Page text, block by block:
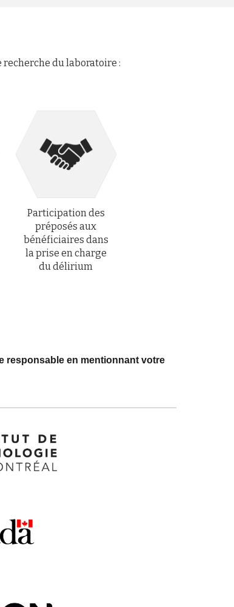
du laboratoire :
Participation des
préposés aux
bénéficiaires dans
la prise en charge
du délirium
responsable en mentionnant votre